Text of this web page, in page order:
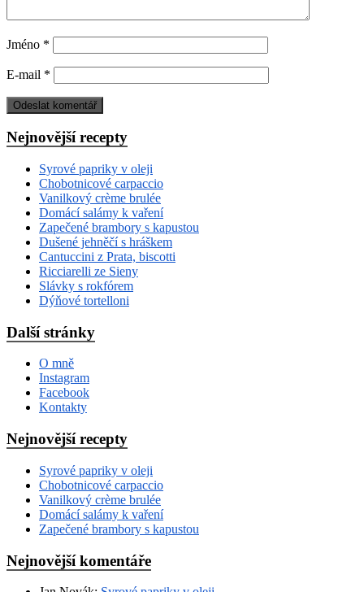
Jméno *
E-mail *
Nejnovější recepty
Syrové papriky v oleji
Chobotnicové carpaccio
Vanilkový crème brulée
Domácí salámy k vaření
Zapečené brambory s kapustou
Dušené jehněčí s hráškem
Cantuccini z Prata, biscotti
Ricciarelli ze Sieny
Slávky s rokfórem
Dýňové tortelloni
Další stránky
O mně
Instagram
Facebook
Kontakty
Nejnovější recepty
Syrové papriky v oleji
Chobotnicové carpaccio
Vanilkový crème brulée
Domácí salámy k vaření
Zapečené brambory s kapustou
Nejnovější komentáře